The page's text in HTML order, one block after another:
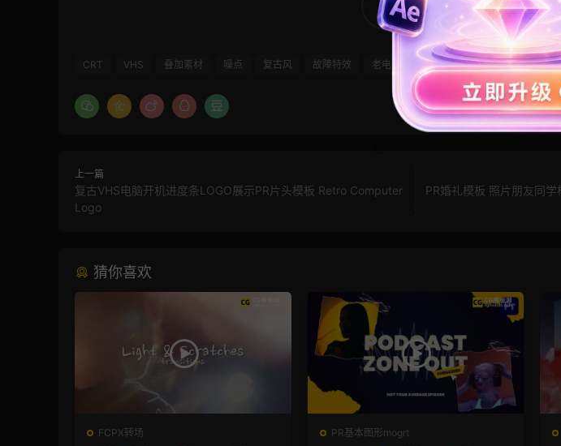
17
CRT VHS 叠加素材 噪点 复古风 故障特效 老电视
上一篇
复古VHS电脑开机进度条LOGO展示PR片头模板 Retro Computer
Logo
PR婚礼模板 照片朋友同
猜你喜欢
FCPX转场
PR基本图形mogrt